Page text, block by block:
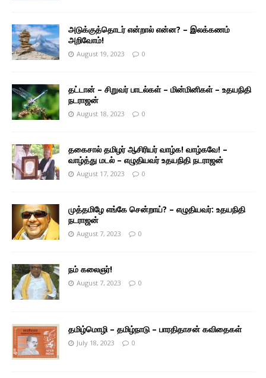
அடுக்குத்தொடர் என்றால் என்ன? – இலக்கணம்
அறிவோம்!
August 19, 2023 0
தட்டான் – சிறுவர் பாடல்கள் – மின்மினிகள் – உதயநிதி
நடராஜன்
August 18, 2023 0
தகைசால் தமிழர் ஆசிரியர் வாழ்க! வாழ்கவே! –
வாழ்த்து மடல் – எழுதியவர் உதயநிதி நடராஜன்
August 17, 2023 0
முத்தமிழே எங்கே சென்றாய்? – எழுதியவர்: உதயநிதி
நடராஜன்
August 7, 2023 0
நம் கலைஞர்!
August 7, 2023 0
தமிழ்மொழி – தமிழ்நாடு – பாரதிதாசன் கவிதைகள்
July 18, 2023 0